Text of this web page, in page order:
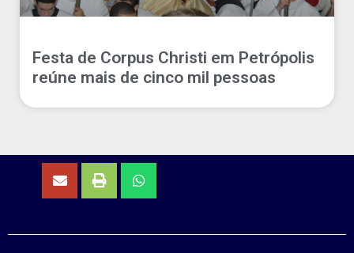
Festa de Corpus Christi em Petrópolis
reúne mais de cinco mil pessoas